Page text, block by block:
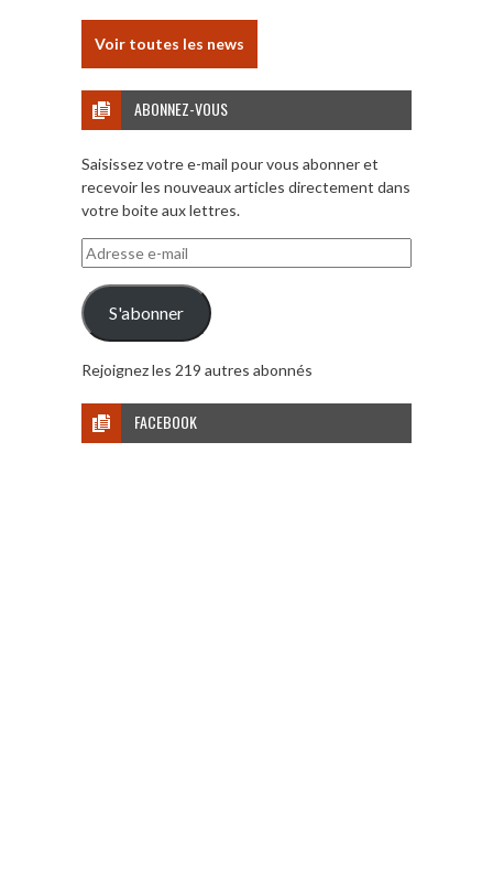
Voir toutes les news
ABONNEZ-VOUS
Saisissez votre e-mail pour vous abonner et
recevoir les nouveaux articles directement dans
votre boite aux lettres.
Adresse
e-
mail
S'abonner
Rejoignez les 219 autres abonnés
FACEBOOK